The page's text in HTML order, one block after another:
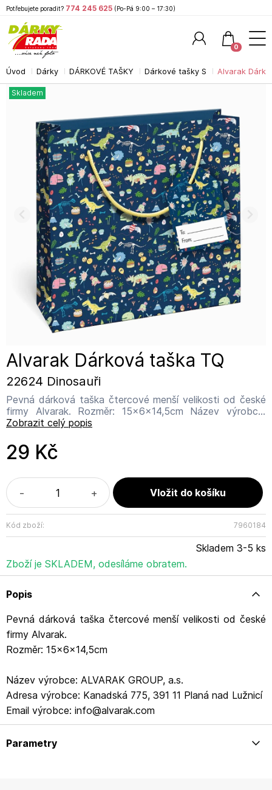
Úvod Dárky DÁRKOVÉ TAŠKY Dárkové tašky S Alvarak
Alvarak Dárková taška TQ
22624 Dinosauři
Pevná dárková taška čtercové menší velikosti od české
firmy Alvarak. Rozměr: 15x6x14,5cm Název výrobce:
ALVARAK GROUP, a.s. Adresa výrobce: Kanadská 775,
info@alvarak.com
Zobrazit celý popis
Skladem
29 Kč
- +
Kód zboží: 7960184
Skladem 3-5 ks
Zboží je SKLADEM, odesíláme obratem.
Popis
Pevná dárková taška čtercové menší velikosti od české
firmy Alvarak.
Rozměr: 15x6x14,5cm
Název výrobce: ALVARAK GROUP, a.s.
Adresa výrobce: Kanadská 775, 391 11 Planá nad Lužnicí
Email výrobce: info@alvarak.com
Parametry
Potřebujete poradit? 774 245 625 (Po-Pá 9:00 – 17:30)
0